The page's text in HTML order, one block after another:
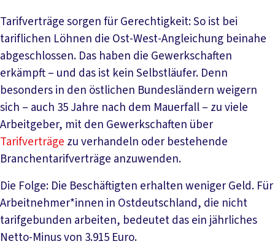
Tarifverträge sorgen für Gerechtigkeit: So ist bei
tariflichen Löhnen die Ost-West-Angleichung beinahe
abgeschlossen. Das haben die Gewerkschaften
erkämpft – und das ist kein Selbstläufer. Denn
besonders in den östlichen Bundesländern weigern
sich – auch 35 Jahre nach dem Mauerfall – zu viele
Arbeitgeber, mit den Gewerkschaften über
Tarifverträge zu verhandeln oder bestehende
Branchentarifverträge anzuwenden.
Die Folge: Die Beschäftigten erhalten weniger Geld. Für
Arbeitnehmer*innen in Ostdeutschland, die nicht
tarifgebunden arbeiten, bedeutet das ein jährliches
Netto-Minus von 3.915 Euro.